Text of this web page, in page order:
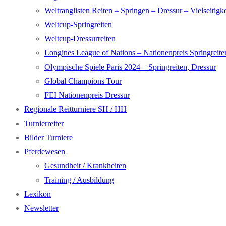
Weltranglisten Reiten – Springen – Dressur –
Weltcup-Springreiten
Weltcup-Dressurreiten
Longines League of Nations – Nationenpreis
Olympische Spiele Paris 2024 – Springreiten, Dressur
Global Champions Tour
FEI Nationenpreis Dressur
Regionale Reitturniere SH / HH
Turnierreiter
Bilder Turniere
Pferdewesen
Gesundheit / Krankheiten
Training / Ausbildung
Lexikon
Newsletter